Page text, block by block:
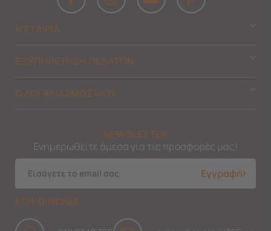
Η ΕΤΑΙΡΙΑ
ΕΞΥΠΗΡΕΤΗΣΗ ΠΕΛΑΤΩΝ
Ο ΛΟΓΑΡΙΑΣΜΟΣ ΜΟΥ
NEWSLETTER
Ενημερωθείτε άμεσα για τις προσφορές μας!
Εγγραφή
ΕΠΙΚΟΙΝΩΝΙΑ